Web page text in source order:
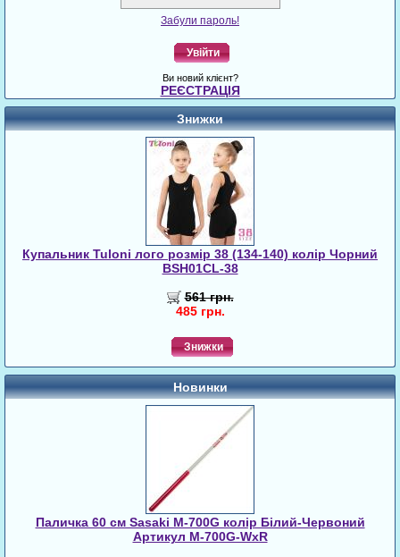
Забули пароль!
Увійти
Ви новий клієнт?
РЕЄСТРАЦІЯ
Знижки
Купальник Tuloni лого розмір 38 (134-140) колір Чорний
BSH01CL-38
561 грн.
485 грн.
Знижки
Новинки
Паличка 60 см Sasaki M-700G колір Білий-Червоний
Артикул M-700G-WxR